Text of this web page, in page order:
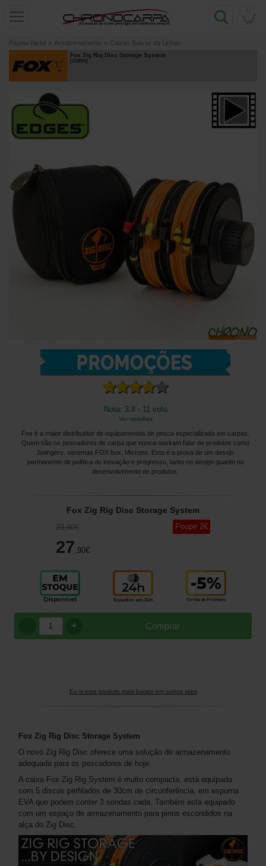
Página inicial » Armazenamento » Caixas Baixos da Linhas
Fox Zig Rig Disc Storage System
[210099]
Nota: 3.8 - 11 voto
Ver opiniões
Fox é a maior distribuidor de equipamentos de pesca especializada em carpas.
Quem são os pescadores de carpa que nunca ouviram falar de produtos como
Swingers, sistemas FOX box, Microns. Esta é a prova de um desejo
permanente de política de inovação e progresso, tanto no design quanto no
desenvolvimento de produtos.
Fox Zig Rig Disc Storage System
29,90€
27 ,90€
Poupe 2€
Comprar
+
Eu vi este produto mais barato em outros sites
Fox Zig Rig Disc Storage System
O novo Zig Rig Disc oferece uma solução de armazenamento
adequada para os pescadores de hoje.
A caixa Fox Zig Rig System é muito compacta, está equipada
com 5 discos perfilados de 30cm de circunferência, em espuma
EVA que podem conter 3 sondas cada. Também está equipado
com um espaço de armazenamento para pinos escondidos na
alça do Zig Disc.